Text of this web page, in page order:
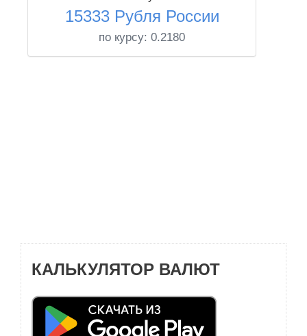
15333 Рубля России
по курсу: 0.2180
КАЛЬКУЛЯТОР ВАЛЮТ